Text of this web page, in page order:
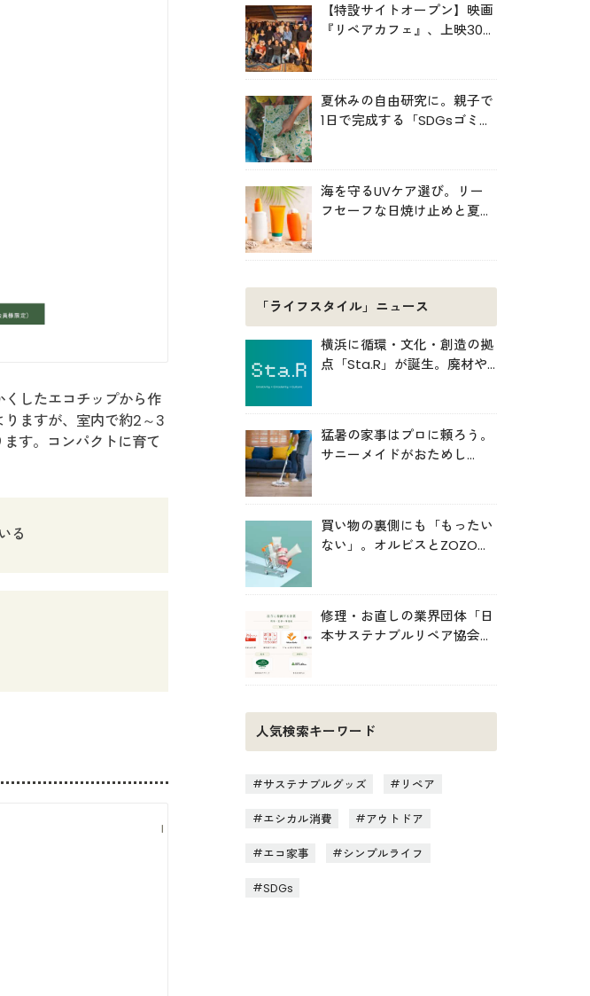
したエコチップから作
ますが、室内で約2～3
す。コンパクトに育て
る
【特設サイトオープン】映画
『リペアカフェ』、上映300
夏休みの自由研究に。親子で
1日で完成する「SDGsゴミ・
海を守るUVケア選び。リー
フセーフな日焼け止めと夏の
「ライフスタイル」ニュース
横浜に循環・文化・創造の拠
点「Sta.R」が誕生。廃材や
猛暑の家事はプロに頼ろう。
サニーメイドがおためし
買い物の裏側にも「もったい
ない」。オルビスとZOZOが
修理・お直しの業界団体「日
本サステナブルリペア協会
人気検索キーワード
サステナブルグッズ リペア
エシカル消費 アウトドア
エコ家事 シンプルライフ
SDGs